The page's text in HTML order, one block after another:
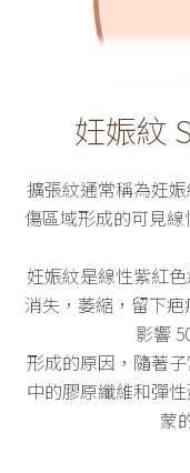
妊娠紋
擴張紋通常稱為妊
傷區域形成的可見
妊娠紋是線性紫紅
消失，萎縮，留下疤
影響
形成的原因，隨著
中的膠原纖維和彈
蒙